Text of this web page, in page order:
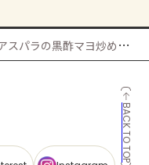
パラの黒酢マヨ炒めの献立
BACK TO TOP